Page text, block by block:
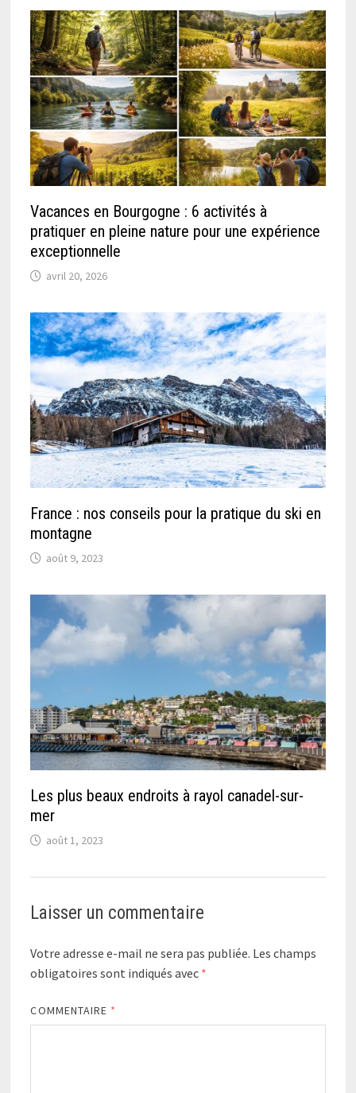
Vacances en Bourgogne : 6 activités à
pratiquer en pleine nature pour une expérience
exceptionnelle
avril 20, 2026
France : nos conseils pour la pratique du ski en
montagne
août 9, 2023
Les plus beaux endroits à rayol canadel-sur-
mer
août 1, 2023
Laisser un commentaire
Votre adresse e-mail ne sera pas publiée. Les champs
obligatoires sont indiqués avec *
COMMENTAIRE *